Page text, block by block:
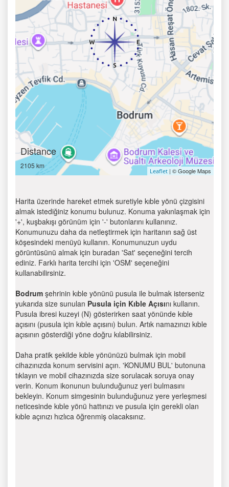
Distance
2105 km
Leaflet | © Google Maps
Harita üzerinde hareket etmek suretiyle kıble yönü çizgisini
almak istediğiniz konumu bulunuz. Konuma yakınlaşmak için
'+', kuşbakışı görünüm için '-' butonlarını kullanınız.
Konumunuzu daha da netleştirmek için haritanın sağ üst
köşesindeki menüyü kullanın. Konumunuzun uydu
görüntüsünü almak için buradan 'Sat' seçeneğini tercih
ediniz. Farklı harita tercihi için 'OSM' seçeneğini
kullanabilirsiniz.
Bodrum şehrinin kıble yönünü pusula ile bulmak isterseniz
yukarıda size sunulan Pusula için Kıble Açısını kullanın.
Pusula ibresi kuzeyi (N) gösterirken saat yönünde kıble
açısını (pusula için kıble açısını) bulun. Artık namazınızı kıble
açısının gösterdiği yöne doğru kılabilirsiniz.
Daha pratik şekilde kıble yönünüzü bulmak için mobil
cihazınızda konum servisini açın. 'KONUMU BUL' butonuna
tıklayın ve mobil cihazınızda size sorulacak soruya onay
verin. Konum ikonunun bulunduğunuz yeri bulmasını
bekleyin. Konum simgesinin bulunduğunuz yere yerleşmesi
neticesinde kıble yönü hattınızı ve pusula için gerekli olan
kıble açınızı hızlıca öğrenmiş olacaksınız.